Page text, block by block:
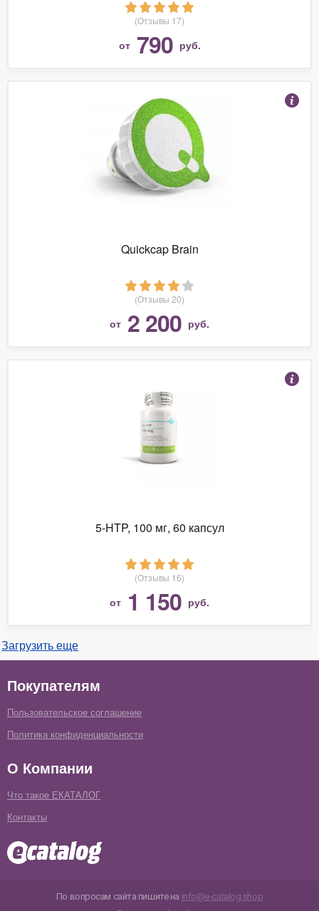
(Отзывы 17)
от 790 руб.
Quickcap Brain
(Отзывы 20)
от 2 200 руб.
5-HTP, 100 мг, 60 капсул
(Отзывы 16)
от 1 150 руб.
Загрузить еще
Покупателям
Пользовательское соглашение
Политика конфиденциальности
О Компании
Что такое ЕКАТАЛОГ
Контакты
По вопросам сайта пишите на info@e-catalog.shop